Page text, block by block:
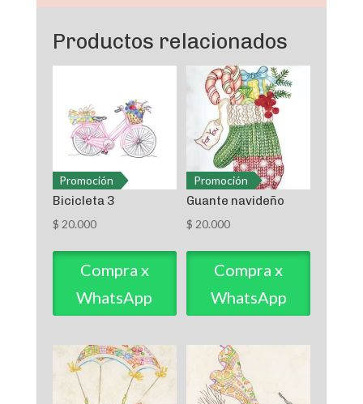
Productos relacionados
Promoción
Bicicleta 3
$ 20.000
Compra x
WhatsApp
Promoción
Guante navideño
$ 20.000
Compra x
WhatsApp